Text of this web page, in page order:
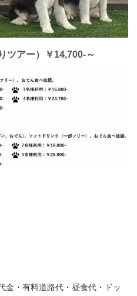
ツアー） ￥14,700-～
・有料道路代・昼食代・ドッ